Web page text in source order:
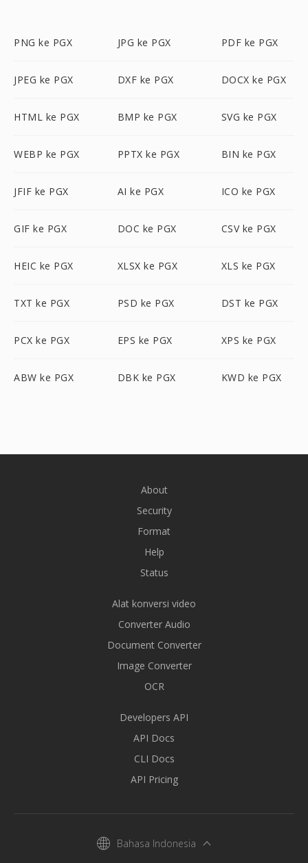
PNG ke PGX JPG ke PGX PDF ke PGX
JPEG ke PGX DXF ke PGX DOCX ke PGX
HTML ke PGX BMP ke PGX SVG ke PGX
WEBP ke PGX PPTX ke PGX BIN ke PGX
JFIF ke PGX AI ke PGX ICO ke PGX
GIF ke PGX DOC ke PGX CSV ke PGX
HEIC ke PGX XLSX ke PGX XLS ke PGX
TXT ke PGX PSD ke PGX DST ke PGX
PCX ke PGX EPS ke PGX XPS ke PGX
ABW ke PGX DBK ke PGX KWD ke PGX
About
Security
Format
Help
Status
Alat konversi video
Converter Audio
Document Converter
Image Converter
OCR
Developers API
API Docs
CLI Docs
API Pricing
Bahasa Indonesia